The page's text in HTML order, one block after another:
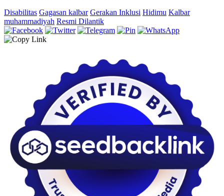
Disabilitas Gagasan kalbar Gerakan Inklusi Hidimu Kalbar
muhammadiyah Resmi Dilantik